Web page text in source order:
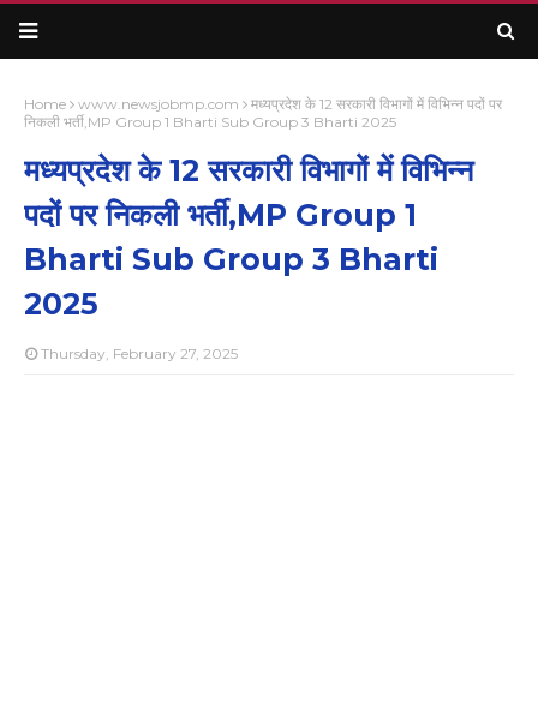
Home www.newsjobmp.com
मध्यप्रदेश के 12 सरकारी विभागों में विभिन्न पदों पर
निकली भर्ती,MP Group 1 Bharti Sub Group 3 Bharti 2025
मध्यप्रदेश के 12 सरकारी विभागों में विभिन्न
पदों पर निकली भर्ती,MP Group 1
Bharti Sub Group 3 Bharti
2025
Thursday, February 27, 2025